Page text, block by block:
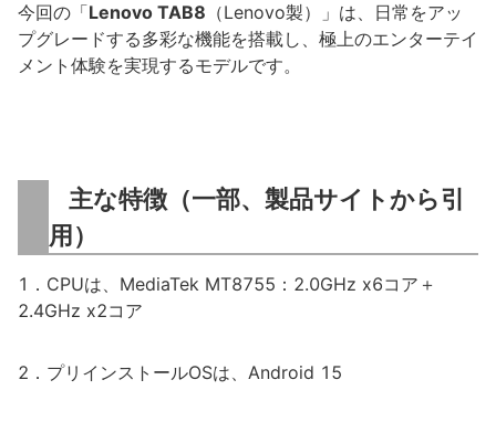
今回の「Lenovo TAB8 （Lenovo製）」は、日常をアッ
プグレードする多彩な機能を搭載し、極上のエンターテイ
メント体験を実現するモデルです。
主な特徴（一部、製品サイトから引
用）
1．CPUは、MediaTek MT8755：2.0GHz x6コア＋
2.4GHz x2コア
2．プリインストールOSは、Android 15